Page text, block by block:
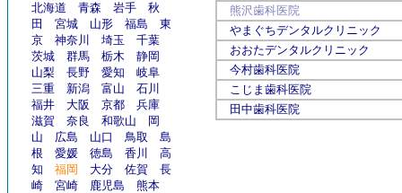
北海道
青森 岩手
秋
田
宮城 山形 福島
東
京
神奈川 埼玉
千葉
茨城
群馬 栃木
静岡
山梨
長野 愛知
岐阜
三重
新潟 富山
石川
福井
大阪 京都
兵庫
滋賀
奈良 和歌山
岡
山
広島 山口 鳥取
島
根
愛媛 徳島 香川
高
知
福岡 大分 佐賀
長
崎
宮崎 鹿児島
熊本
熊沢歯科医院
やまぐちデンタルクリニック
おおたデンタルクリニック
今村歯科医院
こじま歯科医院
田中歯科医院